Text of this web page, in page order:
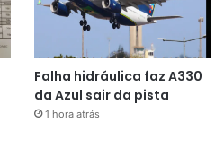
Falha hidráulica faz A330
da Azul sair da pista
1 hora atrás